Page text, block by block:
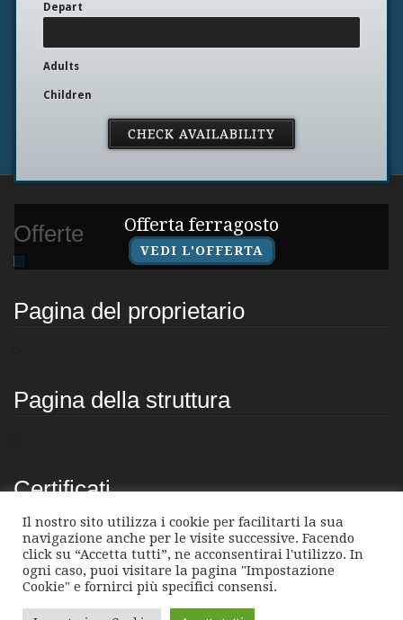
Depart
Adults
Children
Offerte Offerta ferragosto
VEDI L'OFFERTA
Pagina del proprietario
Pagina della struttura
Certificati
Il nostro sito utilizza i cookie per facilitarti la sua
navigazione anche per le visite successive. Facendo
click su “Accetta tutti”, ne acconsentirai l'utilizzo. In
ogni caso, puoi visitare la pagina "Impostazione
Cookie" e fornirci più specifici consensi.